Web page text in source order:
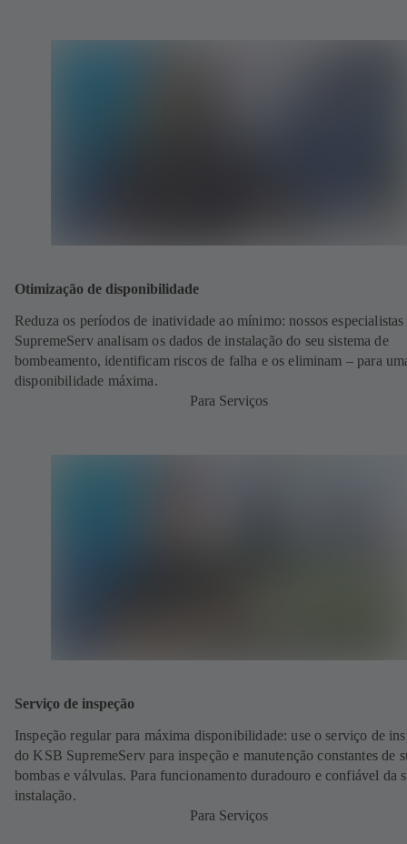
Otimização de disponibilidade
Reduza os períodos de inatividade ao mínimo: nossos
SupremeServ analisam os dados de instalação do seu sistema de
bombeamento, identificam riscos de falha e os eliminam – para
disponibilidade máxima.
Para Serviços
Serviço de inspeção
Inspeção regular para máxima disponibilidade: use o serviço de
do KSB SupremeServ para inspeção e manutenção constantes de
bombas e válvulas. Para funcionamento duradouro e confiável da
instalação.
Para Serviços